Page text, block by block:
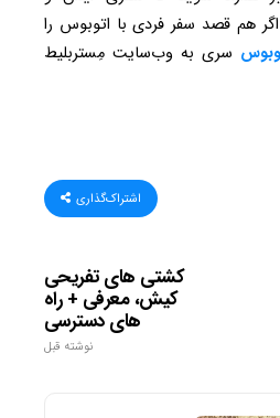
اگر هم قصد سفر فردی با اتوبوس را
سری به وب‌سایت مِستربلیط
اشتراک‌گذاری
کشتی های تفریحی
کیش، معرفی + راه
های دسترسی
نوشته قبل